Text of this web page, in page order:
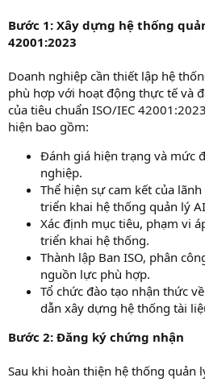
Bước 1: Xây dựng hệ thống
42001:2023
Doanh nghiệp cần thiết lập hệ
phù hợp với hoạt động thực tế và
của tiêu chuẩn ISO/IEC
hiện bao gồm:
Đánh giá hiện trạng và mức
nghiệp.
Thể hiện sự cam kết của
triển khai hệ thống quản lý
Xác định mục tiêu, phạm vi
triển khai hệ thống.
Thành lập Ban ISO, phân
nguồn lực phù hợp.
Tổ chức đào tạo nhận thức
dẫn xây dựng hệ thống tài
Bước 2: Đăng ký chứng nhận
Sau khi hoàn thiện hệ thống quản